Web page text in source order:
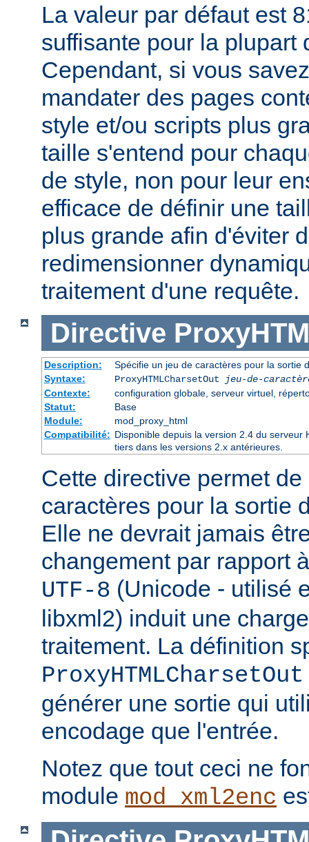
La valeur par défaut est
suffisante pour la plupart
Cependant, si vous
mandater des pages
style et/ou scripts plus
taille s'entend pour
de style, non pour leur
efficace de définir une
plus grande afin d'éviter
redimensionner
traitement d'une requête.
Directive
Description:
Spécifie un jeu de caractères pour la sortie
Syntaxe:
ProxyHTMLCharsetOut
jeu-de-
Contexte:
configuration globale, serveur virtuel,
Statut:
Base
Module:
mod_proxy_html
Compatibilité: Disponible depuis la version 2.4 du serveur
tiers dans les versions 2.x antérieures.
Cette directive permet
caractères pour la sortie
Elle ne devrait jamais
changement par rapport
UTF-8 (Unicode - utilisé
libxml2) induit une
traitement. La définition
générer une sortie qui
encodage que l'entrée.
Notez que tout ceci ne
module mod_xml2enc